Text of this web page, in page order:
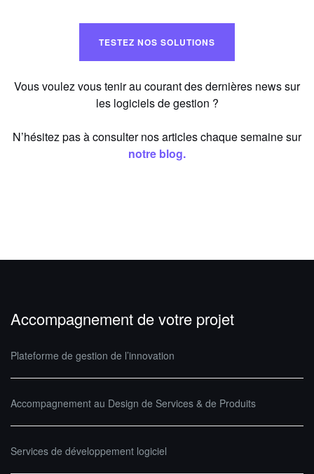
TESTEZ NOS SOLUTIONS
Vous voulez vous tenir au courant des dernières news sur
les logiciels de gestion ?
N’hésitez pas à consulter nos articles chaque semaine sur
notre blog.
Accompagnement de votre projet
Plateforme de gestion de l’innovation
Accompagnement au Design de Services & de Produits
Services de développement logiciel